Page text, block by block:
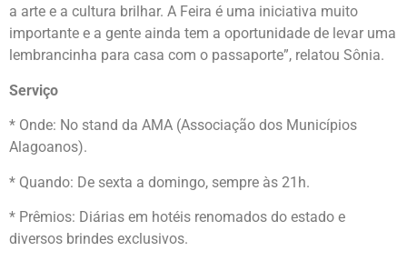
a arte e a cultura brilhar. A Feira é uma iniciativa muito
importante e a gente ainda tem a oportunidade de levar uma
lembrancinha para casa com o passaporte”, relatou Sônia.
Serviço
* Onde: No stand da AMA (Associação dos Municípios
Alagoanos).
* Quando: De sexta a domingo, sempre às 21h.
* Prêmios: Diárias em hotéis renomados do estado e
diversos brindes exclusivos.